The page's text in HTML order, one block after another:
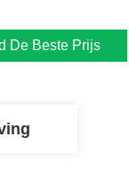
De Beste Prijs